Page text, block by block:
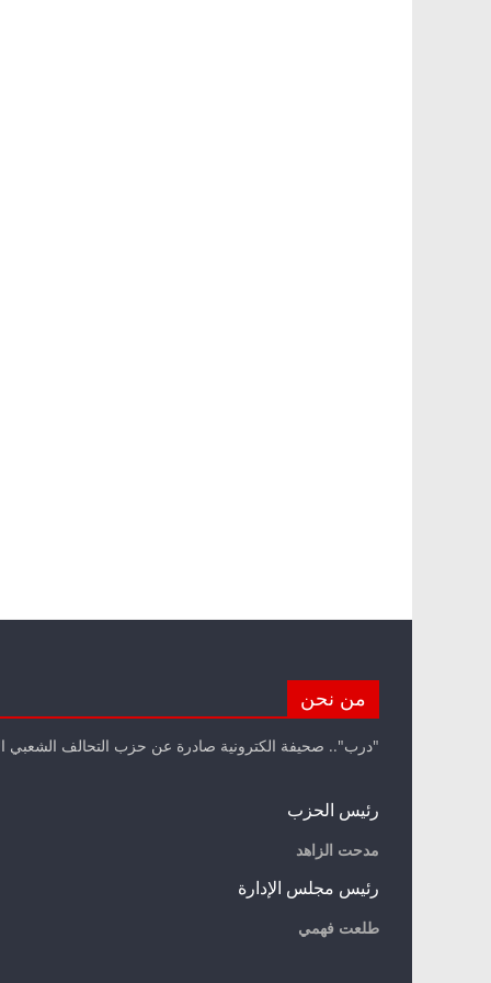
من نحن
"درب".. صحيفة الكترونية صادرة عن حزب التحالف الشعبي
رئيس الحزب
مدحت الزاهد
رئيس مجلس الإدارة
طلعت فهمي